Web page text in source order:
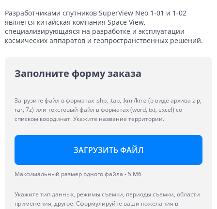
Разработчиками спутников SuperView Neo 1-01 и 1-02
является китайская компания Space View,
специализирующаяся на разработке и эксплуатации
космических аппаратов и геопространственных решений.
Заполните форму заказа
Загрузите файл в форматах .shp, .tab, .kml/kmz (в виде архива zip,
rar, 7z) или текстовый файл в форматах (word, txt, excel) со
списком координат. Укажите название территории.
ЗАГРУЗИТЬ ФАЙЛ
Максимальный размер одного файла - 5 Мб
Укажите тип данных, режимы съемки, периоды съемки, области
применения, другое. Сформулируйте ваши пожелания в